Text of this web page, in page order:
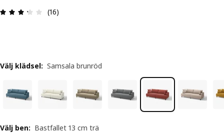
Recension: 3.3 utav 5 stjärnor. Totalt antal
(16)
Välj klädsel: Samsala brunröd
Välj ben: Bastfallet 13 cm trä